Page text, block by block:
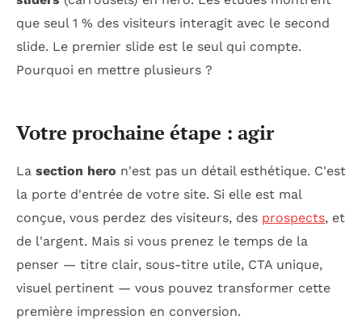
que seul 1 % des visiteurs interagit avec le second
slide. Le premier slide est le seul qui compte.
Pourquoi en mettre plusieurs ?
Votre prochaine étape : agir
La section hero n'est pas un détail esthétique. C'est
la porte d'entrée de votre site. Si elle est mal
conçue, vous perdez des visiteurs, des prospects, et
de l'argent. Mais si vous prenez le temps de la
penser — titre clair, sous-titre utile, CTA unique,
visuel pertinent — vous pouvez transformer cette
première impression en conversion.